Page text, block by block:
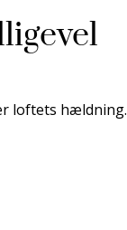
loftets hældning.